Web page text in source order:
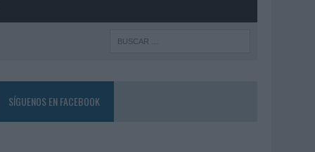
SÍGUENOS EN FACEBOOK